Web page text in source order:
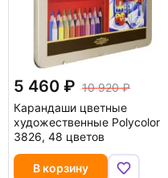
5 460
10 920
Карандаши цветные
художественные Polycolor
3826, 48 цветов
В корзину